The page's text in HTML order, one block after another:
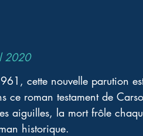
2020
cette nouvelle parution
ce roman testament de
aiguilles, la mort frôle
historique.